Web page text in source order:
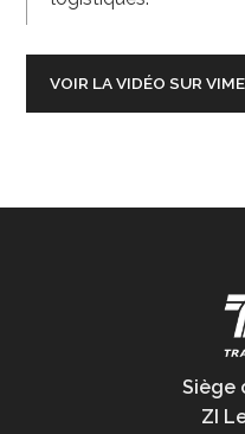
VOIR LA VIDÉO SUR
Siège
ZI